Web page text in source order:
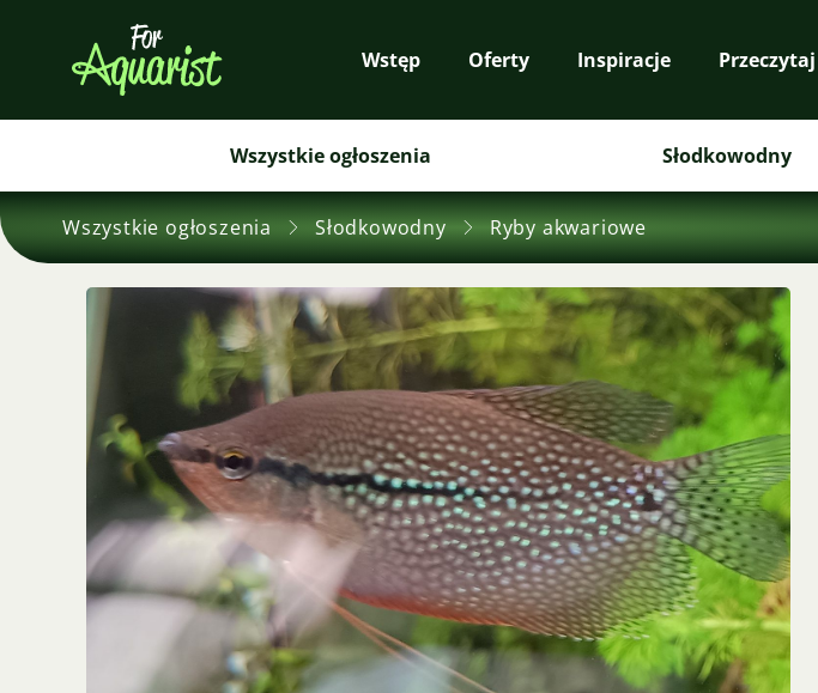
Wstęp Oferty Inspiracje Przeczytaj
Wszystkie ogłoszenia Słodkowodny
Wszystkie ogłoszenia Słodkowodny Ryby akwariowe